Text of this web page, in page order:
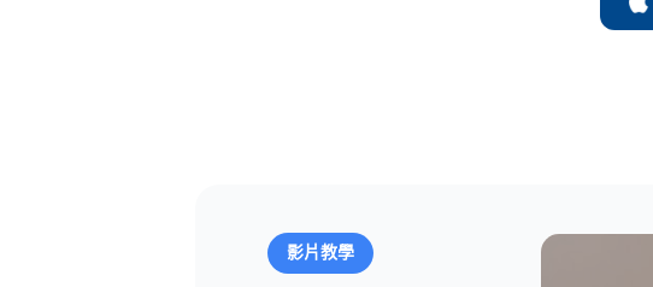
影片教學